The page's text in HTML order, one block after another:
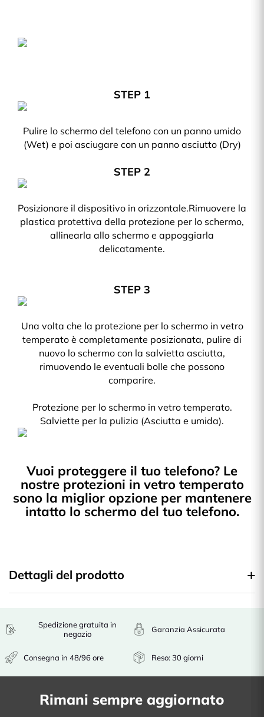
STEP 1
Pulire lo schermo del telefono con un panno umido
(Wet) e poi asciugare con un panno asciutto (Dry)
STEP 2
Posizionare il dispositivo in orizzontale.Rimuovere la
plastica protettiva della protezione per lo schermo,
allinearla allo schermo e appoggiarla
delicatamente.
STEP 3
Una volta che la protezione per lo schermo in vetro
temperato è completamente posizionata, pulire di
nuovo lo schermo con la salvietta asciutta,
rimuovendo le eventuali bolle che possono
comparire.
Protezione per lo schermo in vetro temperato.
Salviette per la pulizia (Asciutta e umida).
Vuoi proteggere il tuo telefono? Le
nostre protezioni in vetro temperato
sono la miglior opzione per mantenere
intatto lo schermo del tuo telefono.
Dettagli del prodotto
Spedizione gratuita in
negozio
Consegna in 48/96 ore
Garanzia Assicurata
Reso: 30 giorni
Rimani sempre aggiornato